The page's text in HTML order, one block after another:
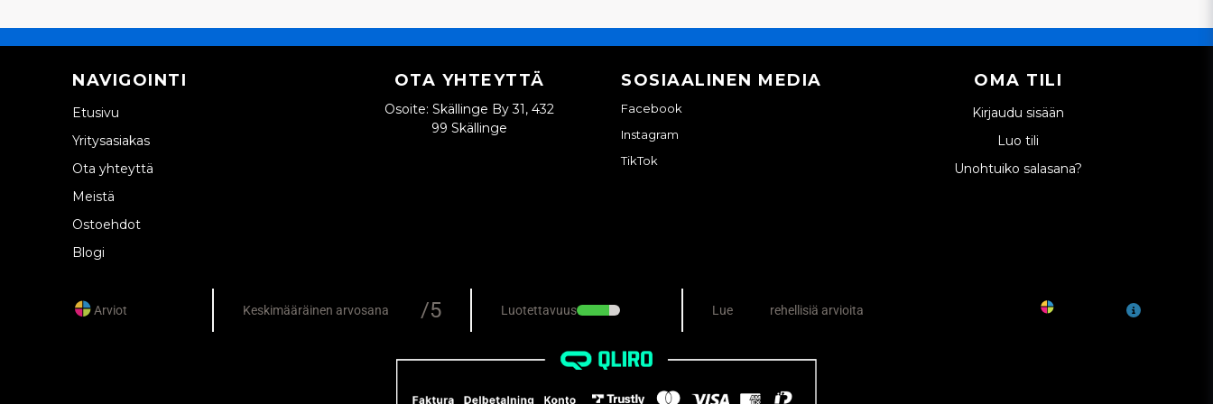
NAVIGOINTI
Etusivu
Yritysasiakas
Ota yhteyttä
Meistä
Ostoehdot
Blogi
OTA YHTEYTTÄ
Osoite: Skällinge By 31, 432
99 Skällinge
SOSIAALINEN MEDIA
Facebook
Instagram
TikTok
OMA TILI
Kirjaudu sisään
Luo tili
Unohtuiko salasana?